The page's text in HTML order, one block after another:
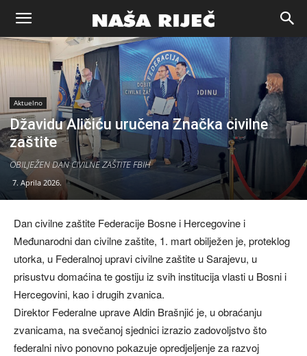
Naša
Zenica
Aktuelno
Džavidu Aličiću uručena Značka civilne
zaštite
OBILJEŽEN DAN CIVILNE ZAŠTITE FBIH
7. Aprila 2026.
Dan civilne zaštite Federacije Bosne i Hercegovine i
Međunarodni dan civilne zaštite, 1. mart obilježen je, proteklog
utorka, u Federalnoj upravi civilne zaštite u Sarajevu, u
prisustvu domaćina te gostiju iz svih institucija vlasti u Bosni i
Hercegovini, kao i drugih zvanica.
Direktor Federalne uprave Aldin Brašnjić je, u obraćanju
zvanicama, na svečanoj sjednici izrazio zadovoljstvo što
federalni nivo ponovno pokazuje opredjeljenje za razvoj